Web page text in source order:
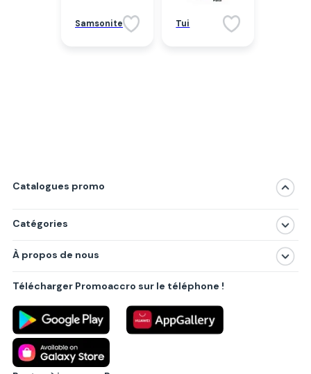
Samsonite Tui
Catalogues promo
Catégories
Produits
Villes principales
À propos de nous
Politique de confidentialité
Règlements
Partenariat B2B
Blog
Contact
Télécharger Promoaccro sur le téléphone !